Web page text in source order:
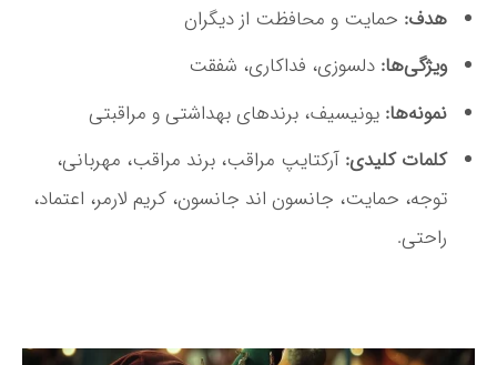
هدف: حمایت و محافظت از دیگران
ویژگی‌ها: دلسوزی، فداکاری، شفقت
نمونه‌ها: یونیسیف، برندهای بهداشتی و مراقبتی
کلمات کلیدی: آرکتایپ مراقب، برند مراقب، مهربانی،
توجه، حمایت، جانسون اند جانسون، کریم لارمر، اعتماد،
راحتی.